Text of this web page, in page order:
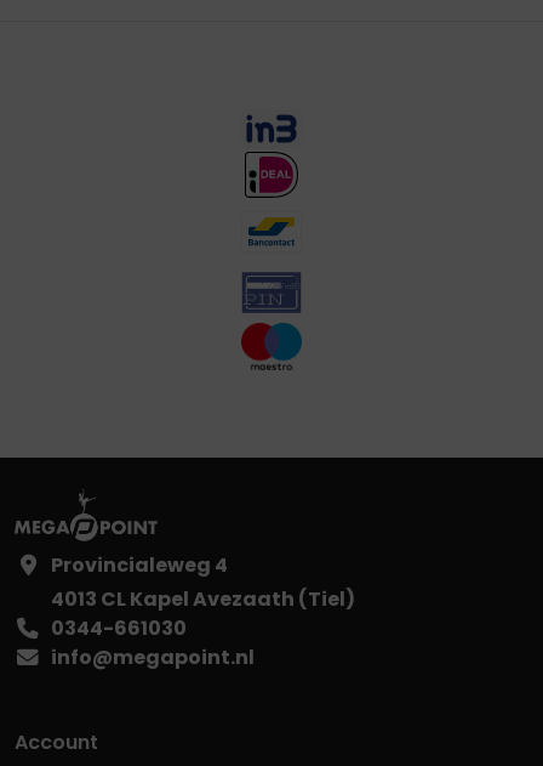
Provincialeweg 4
4013 CL Kapel Avezaath (Tiel)
0344-661030
info@megapoint.nl
Account